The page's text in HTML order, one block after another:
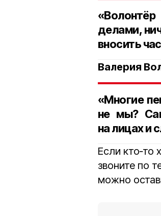
делами,
вносить
Валерия
«Многие
не мы?
на лицах и
Если кто‑то
звоните по
можно